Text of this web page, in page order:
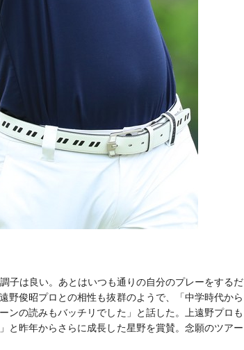
子は良い。あとはいつも通りの自分のプレーをするだ
野俊昭プロとの相性も抜群のようで、「中学時代から
ンの読みもバッチリでした」と話した。上遠野プロも
と昨年からさらに成長した星野を賞賛。念願のツアー